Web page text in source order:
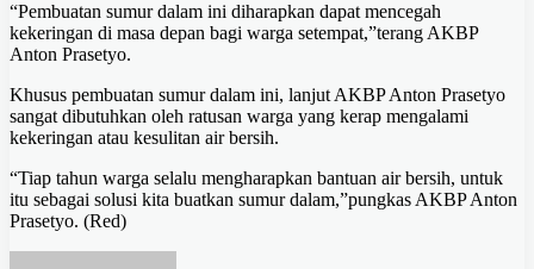
“Pembuatan sumur dalam ini diharapkan dapat mencegah
kekeringan di masa depan bagi warga setempat,”terang AKBP
Anton Prasetyo.
Khusus pembuatan sumur dalam ini, lanjut AKBP Anton Prasetyo
sangat dibutuhkan oleh ratusan warga yang kerap mengalami
kekeringan atau kesulitan air bersih.
“Tiap tahun warga selalu mengharapkan bantuan air bersih, untuk
itu sebagai solusi kita buatkan sumur dalam,”pungkas AKBP Anton
Prasetyo. (Red)